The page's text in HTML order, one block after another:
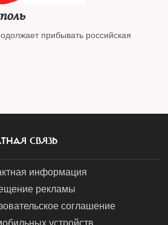
прибывать российская
СВЯЗЬ
информация
рекламы
соглашение